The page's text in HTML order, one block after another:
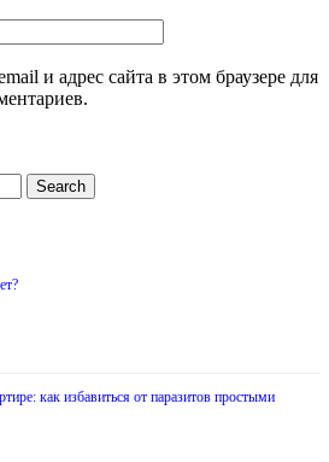
и адрес сайта в этом браузере для
Search
как избавиться от паразитов простыми